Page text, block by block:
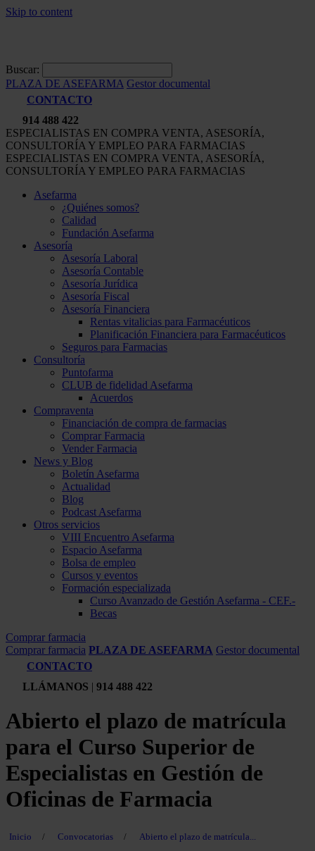
Skip to content
Buscar:
PLAZA DE ASEFARMA Gestor documental
CONTACTO
914 488 422
ESPECIALISTAS EN COMPRA VENTA, ASESORÍA,
CONSULTORÍA Y EMPLEO PARA FARMACIAS
ESPECIALISTAS EN COMPRA VENTA, ASESORÍA,
CONSULTORÍA Y EMPLEO PARA FARMACIAS
Asefarma
¿Quiénes somos?
Calidad
Fundación Asefarma
Asesoría
Asesoría Laboral
Asesoría Contable
Asesoría Jurídica
Asesoría Fiscal
Asesoría Financiera
Rentas vitalicias para Farmacéuticos
Planificación Financiera para Farmacéuticos
Seguros para Farmacias
Consultoría
Puntofarma
CLUB de fidelidad Asefarma
Acuerdos
Compraventa
Financiación de compra de farmacias
Comprar Farmacia
Vender Farmacia
News y Blog
Boletín Asefarma
Actualidad
Blog
Podcast Asefarma
Otros servicios
VIII Encuentro Asefarma
Espacio Asefarma
Bolsa de empleo
Cursos y eventos
Formación especializada
Curso Avanzado de Gestión Asefarma - CEF.-
Becas
Comprar farmacia
Comprar farmacia PLAZA DE ASEFARMA Gestor documental
CONTACTO
LLÁMANOS | 914 488 422
Abierto el plazo de matrícula
para el Curso Superior de
Especialistas en Gestión de
Oficinas de Farmacia
Inicio / Convocatorias / Abierto el plazo de matrícula...